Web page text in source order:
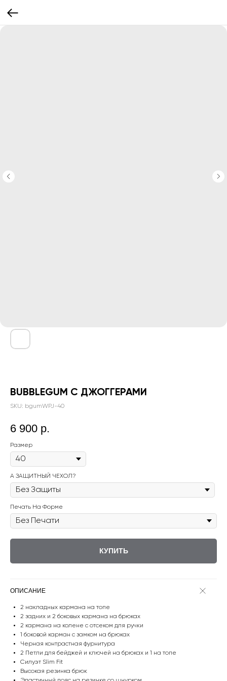
BUBBLEGUM С ДЖОГГЕРАМИ
SKU: bgumWPJ-40
6 900 р.
Размер
А ЗАЩИТНЫЙ ЧЕХОЛ?
Печать На Форме
КУПИТЬ
ОПИСАНИЕ
2 накладных кармана на топе
2 задних и 2 боковых кармана на брюках
2 кармана на колене с отсеком для ручки
1 боковой карман с замком на брюках
Черная контрастная фурнитура
2 Петли для бейджей и ключей на брюках и 1 на топе
Силуэт Slim Fit
Высокая резинка брюк